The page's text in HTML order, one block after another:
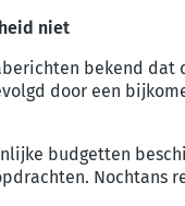
niet
bekend dat
door een
budgetten